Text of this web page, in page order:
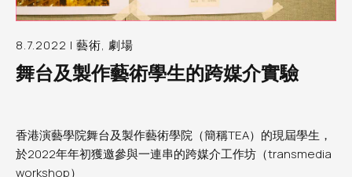
8.7.2022 | 藝術, 劇場
舞台及製作藝術學生的跨媒介實驗
香港演藝學院舞台及製作藝術學院（簡稱TEA）的現屆學生，
於2022年年初獲邀參與一連串的跨媒介工作坊（transmedia
workshop）